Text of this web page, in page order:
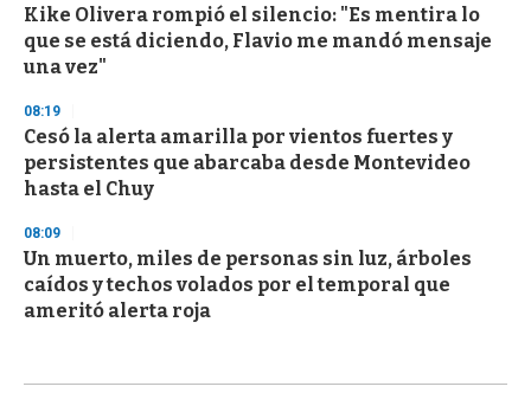
Kike Olivera rompió el silencio: "Es mentira lo
que se está diciendo, Flavio me mandó mensaje
una vez"
08:19
Cesó la alerta amarilla por vientos fuertes y
persistentes que abarcaba desde Montevideo
hasta el Chuy
08:09
Un muerto, miles de personas sin luz, árboles
caídos y techos volados por el temporal que
ameritó alerta roja